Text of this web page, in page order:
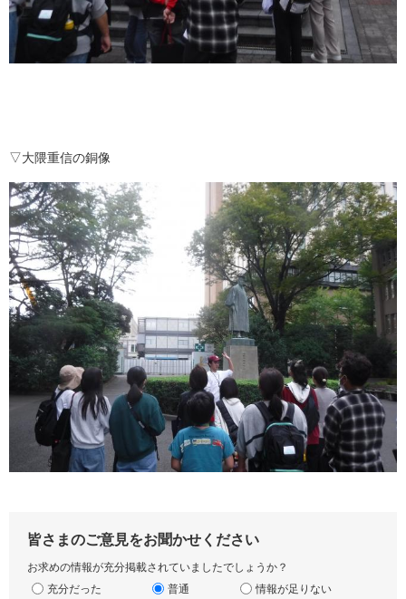
▽大隈重信の銅像
皆さまのご意見をお聞かせください
お求めの情報が充分掲載されていましたでしょうか？
充分だった
普通 情報が足りない